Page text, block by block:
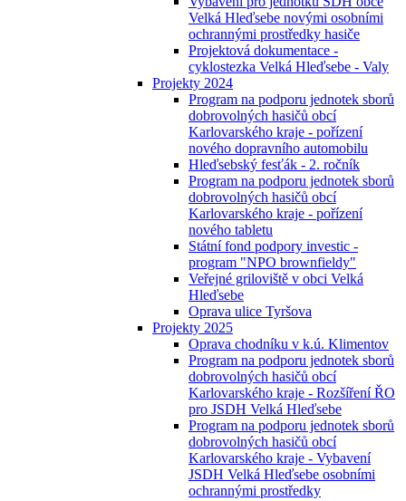
Velká Hleďsebe novými osobními
ochrannými prostředky hasiče
Projektová dokumentace -
cyklostezka Velká Hleďsebe - Valy
Projekty 2024
Program na podporu jednotek sborů
dobrovolných hasičů obcí
Karlovarského kraje - pořízení
nového dopravního automobilu
Hleďsebský fesťák - 2. ročník
Program na podporu jednotek sborů
dobrovolných hasičů obcí
Karlovarského kraje - pořízení
nového tabletu
Státní fond podpory investic -
program "NPO brownfieldy"
Veřejné griloviště v obci Velká
Hleďsebe
Oprava ulice Tyršova
Projekty 2025
Oprava chodníku v k.ú. Klimentov
Program na podporu jednotek sborů
dobrovolných hasičů obcí
Karlovarského kraje - Rozšíření ŘO
pro JSDH Velká Hleďsebe
Program na podporu jednotek sborů
dobrovolných hasičů obcí
Karlovarského kraje - Vybavení
JSDH Velká Hleďsebe osobními
ochrannými prostředky